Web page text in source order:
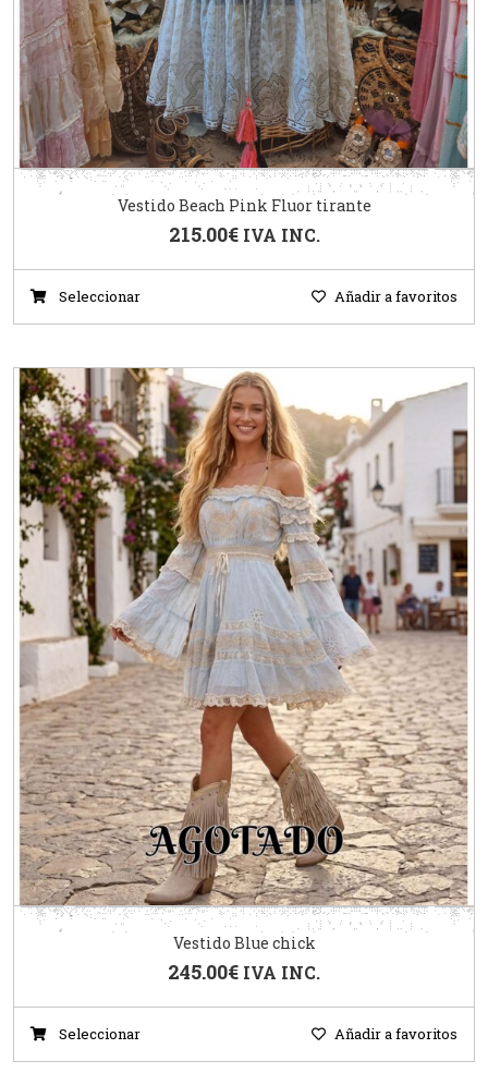
Vestido Beach Pink Fluor tirante
215.00€ IVA INC.
Seleccionar Añadir a favoritos
Vestido Blue chick
245.00€ IVA INC.
Seleccionar Añadir a favoritos